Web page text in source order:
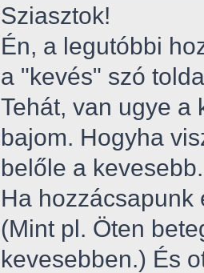
Sziasztok!
Én, a legutóbbi
a "kevés" szó
Tehát, van ugye a
bajom. Hogyha
belőle a
Ha hozzácsapunk
(Mint pl. Öten
kevesebben.) És